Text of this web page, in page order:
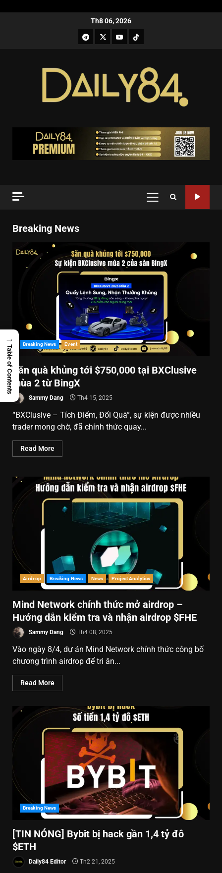
Th8 06, 2026
Breaking News
Breaking News Event
Săn quà khủng tới $750,000 tại BXClusive
mùa 2 từ BingX
Sammy Dang Th4 15, 2025
“BXClusive – Tích Điểm, Đổi Quà”, sự kiện được nhiều
trader mong chờ, đã chính thức quay...
Read More
Airdrop Breaking News News Project Analytics
Mind Network chính thức mở airdrop –
Hướng dẫn kiểm tra và nhận airdrop $FHE
Sammy Dang Th4 08, 2025
Vào ngày 8/4, dự án Mind Network chính thức công bố
chương trình airdrop để tri ân...
Read More
Breaking News
[TIN NÓNG] Bybit bị hack gần 1,4 tỷ đô
$ETH
Daily84 Editor Th2 21, 2025
→
Table of Contents